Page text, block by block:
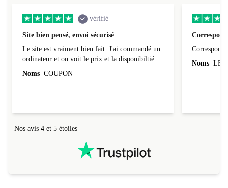
vérifié
Site bien pensé, envoi sécurisé
Le site est vraiment bien fait. J'ai commandé un
ordinateur et on voit le prix et la disponibiltié
évoluer au fil des caractéristiques choisies.
Noms COUPON
Correspond
Noms LEO
Nos avis 4 et 5 étoiles